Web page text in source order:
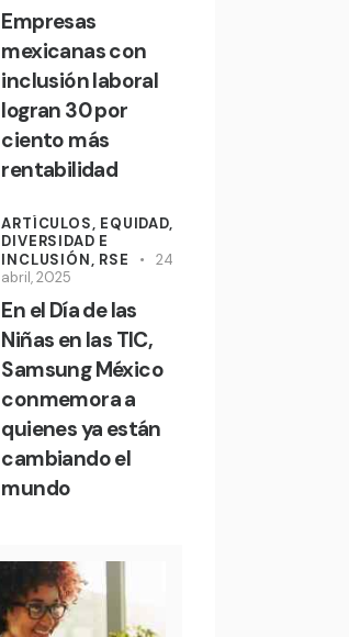
Empresas
mexicanas con
inclusión laboral
logran 30 por
ciento más
rentabilidad
ARTÍCULOS, EQUIDAD,
DIVERSIDAD E
INCLUSIÓN, RSE
24
abril, 2025
En el Día de las
Niñas en las TIC,
Samsung México
conmemora a
quienes ya están
cambiando el
mundo